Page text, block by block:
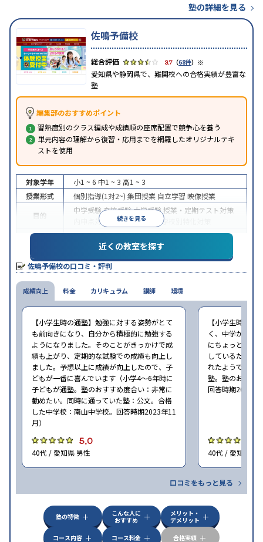
塾の詳細を見る
佐鳴予備校
3.7 （68件） ※
愛知県や静岡県で、難関校への合格実績が豊富な
塾
編集部のおすすめポイント
習熟度別のクラス編成や成績順の座席配置で競争心を養う
単元内容の理解から復習・応用までを網羅したオリジナルテキ
ストを使用
続きを見る
対象学年 小1 ~ 6 中1 ~ 3 高1 ~ 3
授業形式
個別指導(1対2~) 集団授業 自立学習 映像授業
目的
中学受験高校受験大学受験 授業・定期テスト対策
内申点対策
学習習慣の定着
学校別特化対策
授業の振替可能学習にPC・タブレットを利用1科
目から受講可能季節講習のみの受講可
※2023年10月調査。小学校高学年の集団塾アンケート調査方法を参照
近くの教室を探す
佐鳴予備校の口コミ・評判
成績向上
【小学生時の通塾】勉強に対する姿勢がとて
も前向きになり、自分から積極的に勉強する
ようになりました。そのことがきっかけで成
績も上がり、定期的な試験での成績も向上し
ました。予想以上に成績が向上したので、子
どもが一番に喜んでいます（小学4〜6年時に
子どもが通塾。塾のおすすめ度合い：非常に
勧めたい。同時に通っていた塾：公文。合格
した中学校：南山中学校。回答時期2023年11
月）
5.0
40代 / 愛知県 男性
【小学生時の通
く、中学から始
にちょっと通い
しているため、
れたようでした
塾。塾のおすす
回答時期2023年
40代 / 愛知県 男
口コミをもっと見る
料金 カリキュラム 講師 環境
塾の特徴
こんな人に
おすすめ
メリット・
デメリット
コース内容
コース料金 合格実績